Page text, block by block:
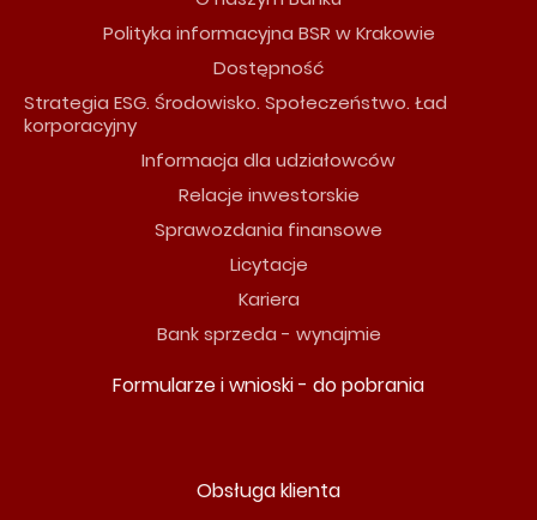
Polityka informacyjna BSR w Krakowie
Dostępność
Strategia ESG. Środowisko. Społeczeństwo. Ład
korporacyjny
Informacja dla udziałowców
Relacje inwestorskie
Sprawozdania finansowe
Licytacje
Kariera
Bank sprzeda - wynajmie
Formularze i wnioski - do pobrania
Obsługa klienta